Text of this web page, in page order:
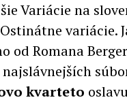
Variácie na
variácie.
od Romana
kvarteto